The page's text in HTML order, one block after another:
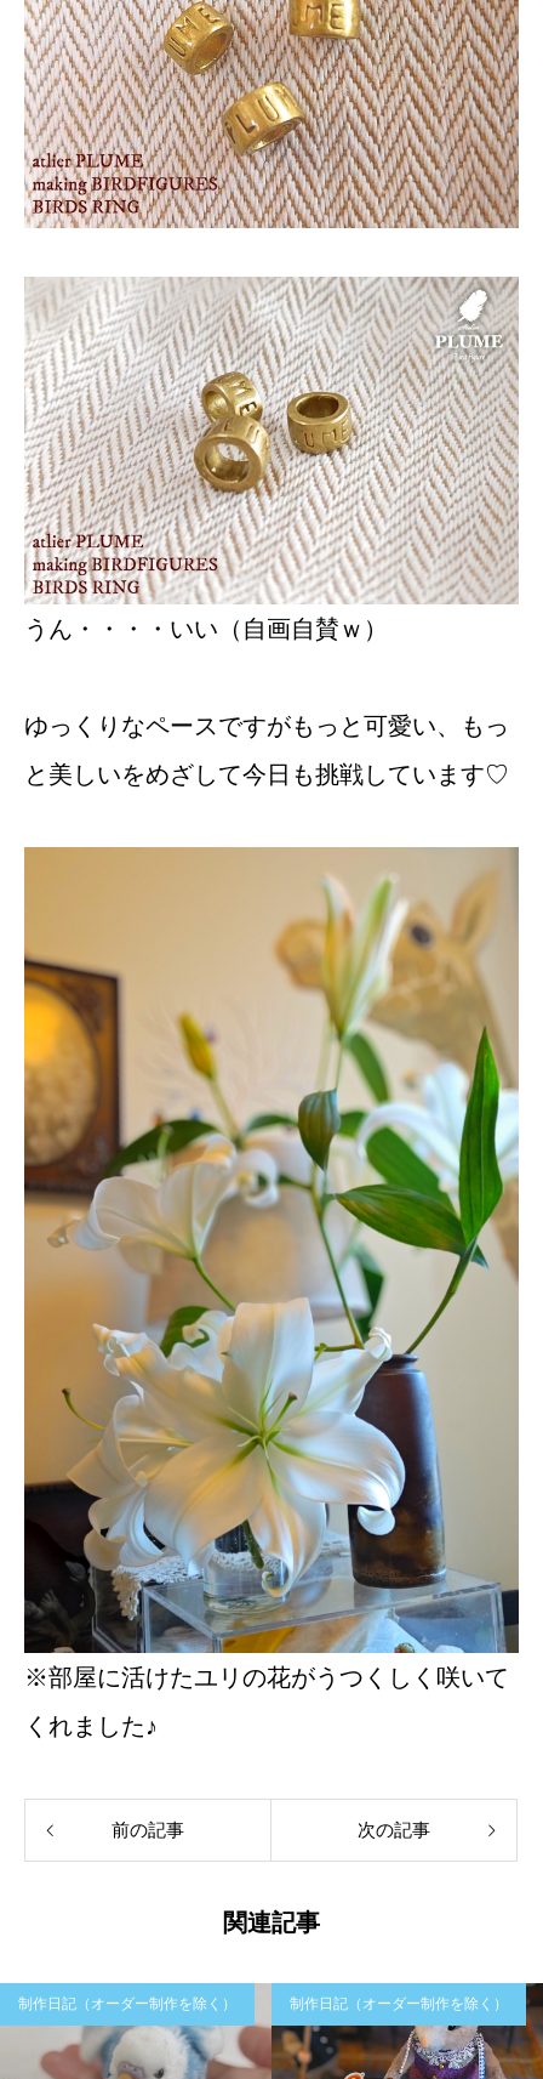
うん・・・・いい（自画自賛ｗ）
ゆっくりなペースですがもっと可愛い、もっ
と美しいをめざして今日も挑戦しています♡
※部屋に活けたユリの花がうつくしく咲いて
くれました♪
前の記事 次の記事
関連記事
制作日記（オーダー制作を除く） 制作日記（オーダー制作を除く）